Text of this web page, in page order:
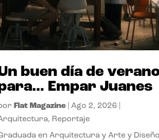
buen día de
Empar Juanes
Flat Magazine| Ago 2, 2026
, Reportaje
en Arquitectura y Arte y